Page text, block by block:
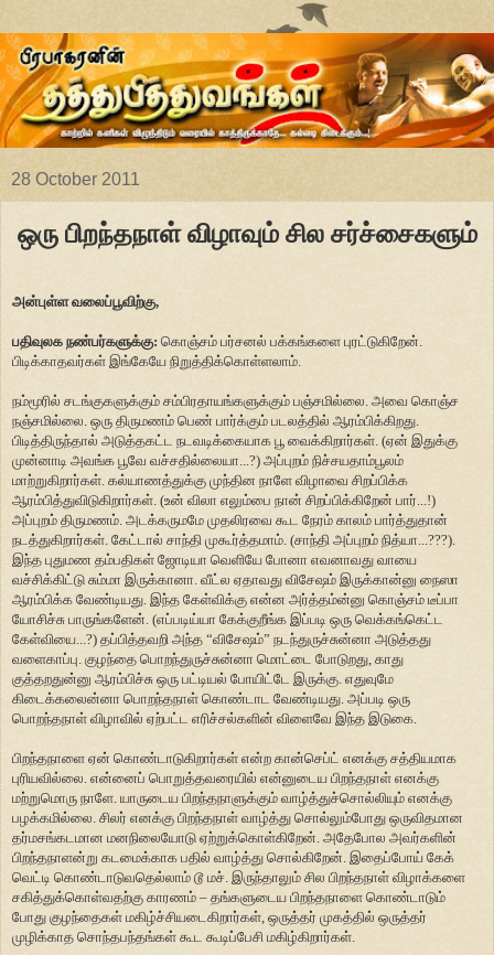
28 October 2011
ஒரு பிறந்தநாள் விழாவும் சில சர்ச்சைகளும்
அன்புள்ள வலைப்பூவிற்கு,
பதிவுலக நண்பர்களுக்கு: கொஞ்சம் பர்சனல் பக்கங்களை புரட்டுகிறேன்.
பிடிக்காதவர்கள் இங்கேயே நிறுத்திக்கொள்ளலாம்.
நம்மூரில் சடங்குகளுக்கும் சம்பிரதாயங்களுக்கும் பஞ்சமில்லை. அவை கொஞ்ச
நஞ்சமில்லை. ஒரு திருமணம் பெண் பார்க்கும் படலத்தில் ஆரம்பிக்கிறது.
பிடித்திருந்தால் அடுத்தகட்ட நடவடிக்கையாக பூ வைக்கிறார்கள். (ஏன் இதுக்கு
முன்னாடி அவங்க பூவே வச்சதில்லையா...?) அப்புறம் நிச்சயதாம்பூலம்
மாற்றுகிறார்கள். கல்யாணத்துக்கு முந்தின நாளே விழாவை சிறப்பிக்க
ஆரம்பித்துவிடுகிறார்கள். (உன் விலா எலும்பை நான் சிறப்பிக்கிறேன் பார்...!)
அப்புறம் திருமணம். அடக்கருமமே முதலிரவை கூட நேரம் காலம் பார்த்துதான்
நடத்துகிறார்கள். கேட்டால் சாந்தி முகூர்த்தமாம். (சாந்தி அப்புறம் நித்யா...???).
இந்த புதுமண தம்பதிகள் ஜோடியா வெளியே போனா எவனாவது வாயை
வச்சிக்கிட்டு சும்மா இருக்கானா. வீட்ல ஏதாவது விசேஷம் இருக்கான்னு நைஸா
ஆரம்பிக்க வேண்டியது. இந்த கேள்விக்கு என்ன அர்த்தம்ன்னு கொஞ்சம் டீப்பா
யோசிச்சு பாருங்களேன். (எப்படிய்யா கேக்குறீங்க இப்படி ஒரு வெக்கங்கெட்ட
கேள்வியை...?) தப்பித்தவறி அந்த “விசேஷம்” நடந்துருச்சுன்னா அடுத்தது
வளைகாப்பு. குழந்தை பொறந்துருச்சுன்னா மொட்டை போடுறது, காது
குத்தறதுன்னு ஆரம்பிச்சு ஒரு பட்டியல் போயிட்டே இருக்கு. எதுவுமே
கிடைக்கலைன்னா பொறந்தநாள் கொண்டாட வேண்டியது. அப்படி ஒரு
பொறந்தநாள் விழாவில் ஏற்பட்ட எரிச்சல்களின் விளைவே இந்த இடுகை.
பிறந்தநாளை ஏன் கொண்டாடுகிறார்கள் என்ற கான்செப்ட் எனக்கு சத்தியமாக
புரியவில்லை. என்னைப் பொறுத்தவரையில் என்னுடைய பிறந்தநாள் எனக்கு
மற்றுமொரு நாளே. யாருடைய பிறந்தநாளுக்கும் வாழ்த்துச்சொல்லியும் எனக்கு
பழக்கமில்லை. சிலர் எனக்கு பிறந்தநாள் வாழ்த்து சொல்லும்போது ஒருவிதமான
தர்மசங்கடமான மனநிலையோடு ஏற்றுக்கொள்கிறேன். அதேபோல அவர்களின்
பிறந்தநாளன்று கடமைக்காக பதில் வாழ்த்து சொல்கிறேன். இதைப்போய் கேக்
வெட்டி கொண்டாடுவதெல்லாம் டூ மச். இருந்தாலும் சில பிறந்தநாள் விழாக்களை
சகித்துக்கொள்வதற்கு காரணம் – தங்களுடைய பிறந்தநாளை கொண்டாடும்
போது குழந்தைகள் மகிழ்ச்சியடைகிறார்கள், ஒருத்தர் முகத்தில் ஒருத்தர்
முழிக்காத சொந்தபந்தங்கள் கூட கூடிப்பேசி மகிழ்கிறார்கள்.